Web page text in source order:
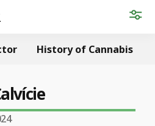
History of Cannabis